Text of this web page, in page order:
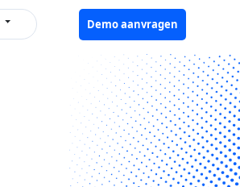
Demo aanvragen